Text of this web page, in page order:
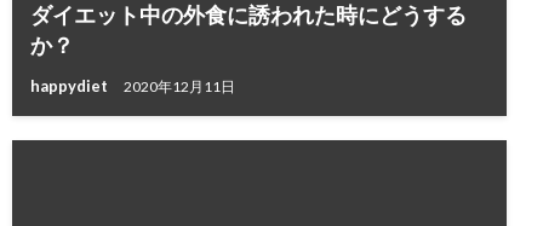
ダイエット中の外食に誘われた時にどうする
か？
happydiet 2020年12月11日